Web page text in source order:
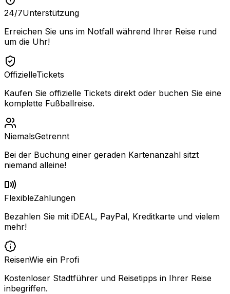
24/7Unterstützung
Erreichen Sie uns im Notfall während Ihrer Reise rund
um die Uhr!
OffizielleTickets
Kaufen Sie offizielle Tickets direkt oder buchen Sie eine
komplette Fußballreise.
NiemalsGetrennt
Bei der Buchung einer geraden Kartenanzahl sitzt
niemand alleine!
FlexibleZahlungen
Bezahlen Sie mit iDEAL, PayPal, Kreditkarte und vielem
mehr!
ReisenWie ein Profi
Kostenloser Stadtführer und Reisetipps in Ihrer Reise
inbegriffen.